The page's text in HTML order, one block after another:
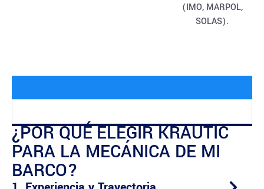
(IMO, MARPOL,
SOLAS).
¿POR QUÉ ELEGIR KRAUTIC
PARA LA MECÁNICA DE MI
BARCO?